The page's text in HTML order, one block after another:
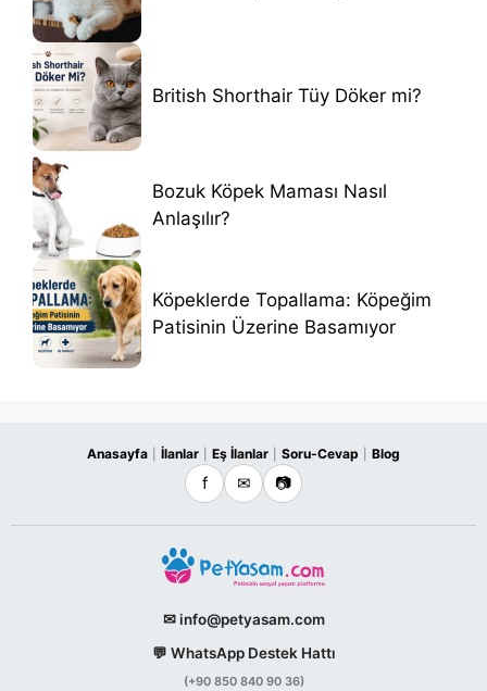
British Shorthair Tüy Döker mi?
Bozuk Köpek Maması Nasıl
Anlaşılır?
Köpeklerde Topallama: Köpeğim
Patisinin Üzerine Basamıyor
Anasayfa İlanlar Eş İlanlar Soru-Cevap Blog
f ✉ 📷
✉ info@petyasam.com
💬 WhatsApp Destek Hattı
(+90 850 840 90 36)